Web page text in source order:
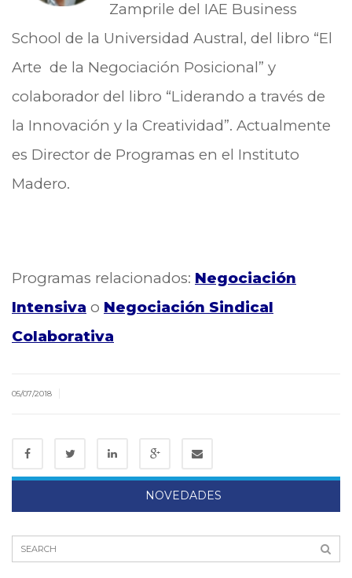
Zamprile del IAE Business
School de la Universidad Austral, del libro “El
Arte de la Negociación Posicional” y
colaborador del libro “Liderando a través de
la Innovación y la Creatividad”. Actualmente
es Director de Programas en el Instituto
Madero.
Programas relacionados: Negociación
Intensiva o Negociación Sindical
Colaborativa
05/07/2018
NOVEDADES